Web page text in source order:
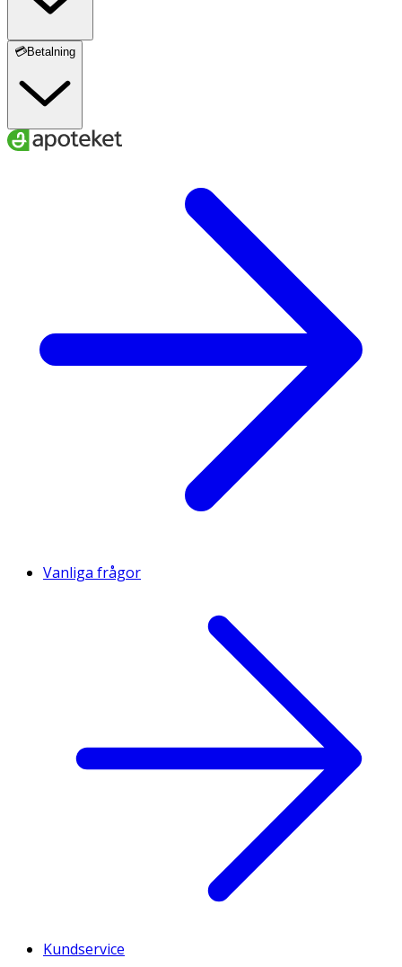
💳Betalning
Vanliga frågor
Kundservice